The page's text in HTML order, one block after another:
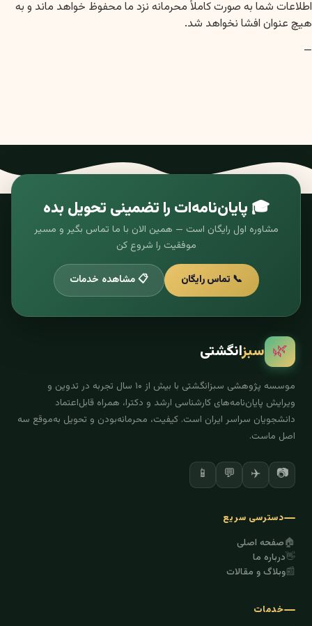
اطلاعات شما به صورت کاملاً محرمانه نزد ما محفوظ خواهد ماند و به
هیچ عنوان افشا نخواهد شد.
—
🎓 پایان‌نامه‌ات را تضمینی تحویل بده
مشاوره اول رایگان است — همین الان با ما تماس بگیر و مسیر
موفقیت را شروع کن
📞 تماس رایگان 📋 مشاهده خدمات
🌿 سبزانگشتی
موسسه پژوهشی سبزانگشتی با بیش از ۱۰ سال تجربه در تدوین و
ویرایش پایان‌نامه‌های کارشناسی ارشد و دکترا، همراه قابل‌اعتماد
دانشجویان سراسر ایران است. کیفیت، محرمانه‌بودن و تحویل به‌موقع سه
اصل ماست.
📷
✈️
💬
📱
دسترسی سریع
🏠صفحه اصلی
👋درباره ما
📰وبلاگ و مقالات
خدمات